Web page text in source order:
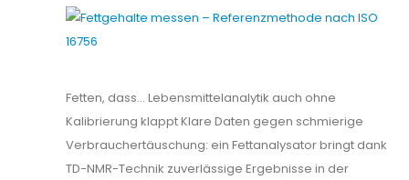
Fetten, dass… Lebensmittelanalytik auch ohne
Kalibrierung klappt Klare Daten gegen schmierige
Verbrauchertäuschung: ein Fettanalysator bringt dank
TD-NMR-Technik zuverlässige Ergebnisse in der